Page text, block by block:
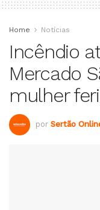
Home Notícias
Incêndio
Mercado
mulher
por Sertão